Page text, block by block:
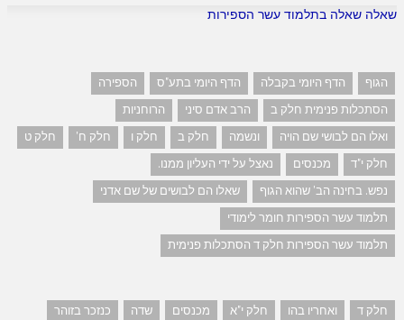
שאלה שאלה בתלמוד עשר הספירות
הגוף הדף היומי בקבלה הדף היומי בתע"ס
הספירה
הסתכלות פנימית חלק ב
הרב אדם סיני
הרוחניות
ואלו הם לבושי שם הויה
ונשמה חלק ב חלק ו חלק ח'
חלק ט
חלק י"ד
מכנסים
נאצל על ידי העליון ממנו.
נפש. בחינה הב' שהוא הגוף
שאלו הם לבושים של שם אדני
תלמוד עשר הספירות חומר לימודי
תלמוד עשר הספירות חלק ד הסתכלות פנימית
חלק ד ואחריו בהו חלק י"א מכנסים שדה
כנזכר בזוהר